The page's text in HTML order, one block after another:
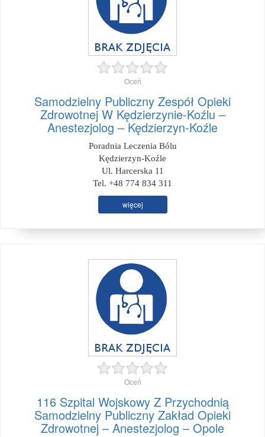
Oceń
Samodzielny Publiczny Zespół Opieki
Zdrowotnej W Kędzierzynie-Koźlu –
Anestezjolog – Kędzierzyn-Koźle
Poradnia Leczenia Bólu
Kędzierzyn-Koźle
Ul. Harcerska 11
Tel. +48 774 834 311
więcej
Oceń
116 Szpital Wojskowy Z Przychodnią
Samodzielny Publiczny Zakład Opieki
Zdrowotnej – Anestezjolog – Opole